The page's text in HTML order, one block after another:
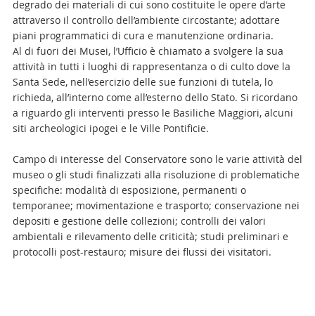
degrado dei materiali di cui sono costituite le opere d’arte
attraverso il controllo dell’ambiente circostante; adottare
piani programmatici di cura e manutenzione ordinaria.
Al di fuori dei Musei, l’Ufficio è chiamato a svolgere la sua
attività in tutti i luoghi di rappresentanza o di culto dove la
Santa Sede, nell’esercizio delle sue funzioni di tutela, lo
richieda, all’interno come all’esterno dello Stato. Si ricordano
a riguardo gli interventi presso le Basiliche Maggiori, alcuni
siti archeologici ipogei e le Ville Pontificie.
Campo di interesse del Conservatore sono le varie attività del
museo o gli studi finalizzati alla risoluzione di problematiche
specifiche: modalità di esposizione, permanenti o
temporanee; movimentazione e trasporto; conservazione nei
depositi e gestione delle collezioni; controlli dei valori
ambientali e rilevamento delle criticità; studi preliminari e
protocolli post-restauro; misure dei flussi dei visitatori.